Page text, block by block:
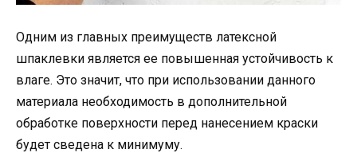
Одним из главных преимуществ латексной
шпаклевки является ее повышенная устойчивость к
влаге. Это значит, что при использовании данного
материала необходимость в дополнительной
обработке поверхности перед нанесением краски
будет сведена к минимуму.